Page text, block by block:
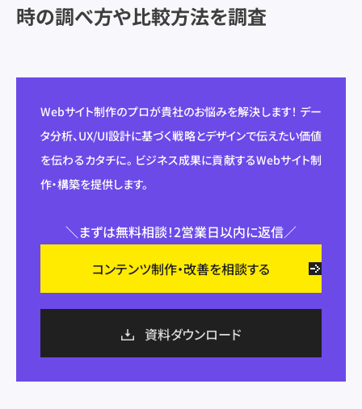
Web制作
UX/UIデザイン
コンテンツマーケティング
SEO
Web広告
Web制作
UX/UIデザイン
コンテンツマーケティング
SEO
Web広告
時の調べ方や比較方法を調査
Webサイト制作のプロが貴社のお悩みを解決します！ デー
タ分析、UX/UI設計に基づく戦略とデザインで伝えたい価値
を伝わるカタチに。 ビジネス成果に貢献するWebサイト制
作・構築を提供します。
＼まずは無料相談！2営業日以内に返信／
コンテンツ制作・改善を相談する
資料ダウンロード